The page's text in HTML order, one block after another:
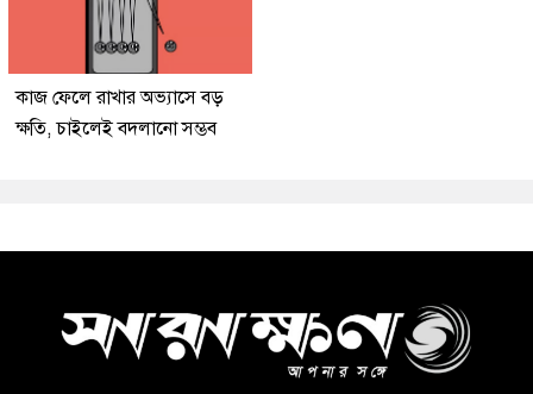
কাজ ফেলে রাখার অভ্যাসে বড়
ক্ষতি, চাইলেই বদলানো সম্ভব